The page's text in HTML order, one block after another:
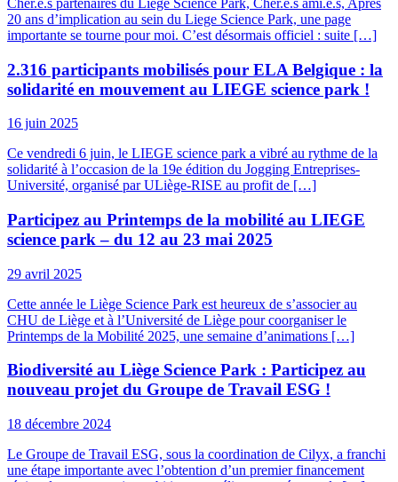
20 ans d’implication au sein du Liege Science Park, une page
importante se tourne pour moi. C’est désormais officiel : suite […]
2.316 participants mobilisés pour ELA Belgique : la
solidarité en mouvement au LIEGE science park !
16 juin 2025
Ce vendredi 6 juin, le LIEGE science park a vibré au rythme de la
solidarité à l’occasion de la 19e édition du Jogging Entreprises-
Université, organisé par ULiège-RISE au profit de […]
Participez au Printemps de la mobilité au LIEGE
science park – du 12 au 23 mai 2025
29 avril 2025
Cette année le Liège Science Park est heureux de s’associer au
CHU de Liège et à l’Université de Liège pour coorganiser le
Printemps de la Mobilité 2025, une semaine d’animations […]
Biodiversité au Liège Science Park : Participez au
nouveau projet du Groupe de Travail ESG !
18 décembre 2024
Le Groupe de Travail ESG, sous la coordination de Cilyx, a franchi
une étape importante avec l’obtention d’un premier financement